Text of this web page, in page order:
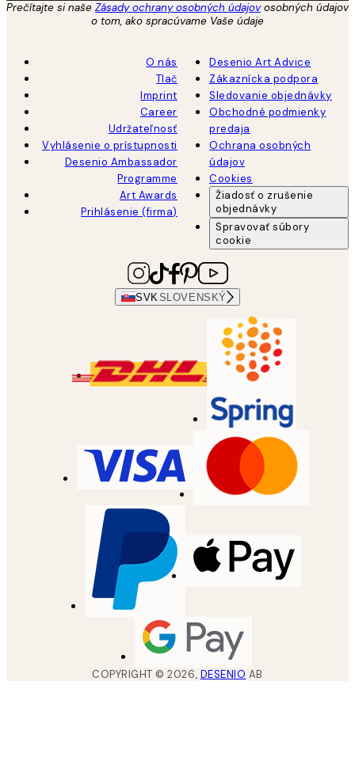
Prečítajte si naše Zásady ochrany osobných údajovosobných údajov
o tom, ako spracúvame Vaše údaje
O nás
Tlač
Imprint
Career
Udržateľnosť
Vyhlásenie o prístupnosti
Desenio Ambassador
Programme
Art Awards
Prihlásenie (firma)
Desenio Art Advice
Zákaznícka podpora
Sledovanie objednávky
Obchodné podmienky
predaja
Ochrana osobných
údajov
Cookies
Žiadosť o zrušenie
objednávky
Spravovať súbory
cookie
SVK SLOVENSKÝ
COPYRIGHT ©2026, DESENIO AB